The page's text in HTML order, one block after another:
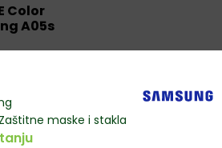
Color
A05s
Zaštitne maske i stakla